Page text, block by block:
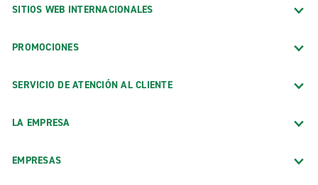
SITIOS WEB INTERNACIONALES
PROMOCIONES
SERVICIO DE ATENCIÓN AL CLIENTE
LA EMPRESA
EMPRESAS